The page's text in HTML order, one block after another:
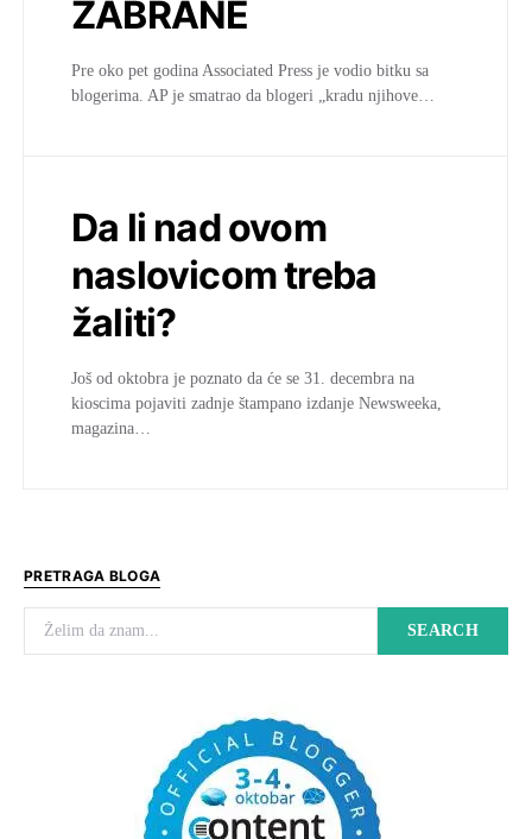
ZABRANE
Pre oko pet godina Associated Press je vodio bitku sa
blogerima. AP je smatrao da blogeri „kradu njihove…
Da li nad ovom
naslovicom treba
žaliti?
Još od oktobra je poznato da će se 31. decembra na
kioscima pojaviti zadnje štampano izdanje Newsweeka,
magazina…
PRETRAGA BLOGA
Search for:
SEARCH